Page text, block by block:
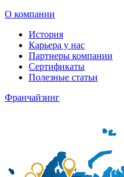
О компании
История
Карьера у нас
Партнеры компании
Сертификаты
Полезные статьи
Франчайзинг